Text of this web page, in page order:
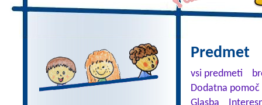
Predmet
vsi predmeti
Dodatna